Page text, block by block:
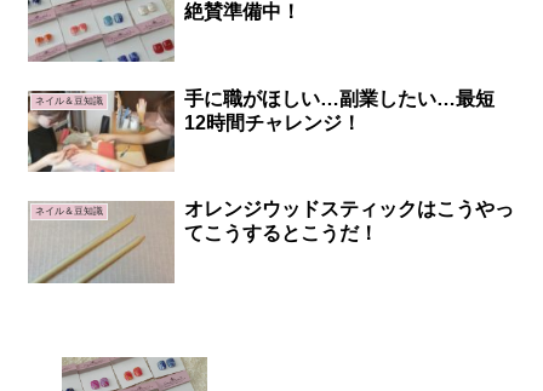
絶賛準備中！
ネイル＆豆知識
手に職がほしい…副業したい…最短
12時間チャレンジ！
ネイル＆豆知識
オレンジウッドスティックはこうやっ
てこうするとこうだ！